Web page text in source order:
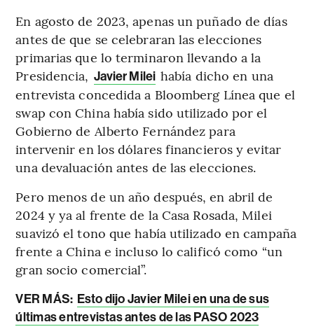
En agosto de 2023, apenas un puñado de días
antes de que se celebraran las elecciones
primarias que lo terminaron llevando a la
Presidencia, Javier Milei había dicho en una
entrevista concedida a Bloomberg Línea que el
swap con China había sido utilizado por el
Gobierno de Alberto Fernández para
intervenir en los dólares financieros y evitar
una devaluación antes de las elecciones.
Pero menos de un año después, en abril de
2024 y ya al frente de la Casa Rosada, Milei
suavizó el tono que había utilizado en campaña
frente a China e incluso lo calificó como “un
gran socio comercial”.
VER MÁS: Esto dijo Javier Milei en una de sus
últimas entrevistas antes de las PASO 2023